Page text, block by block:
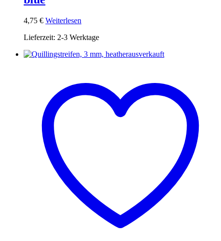
4,75 € Weiterlesen
Lieferzeit: 2-3 Werktage
ausverkauft